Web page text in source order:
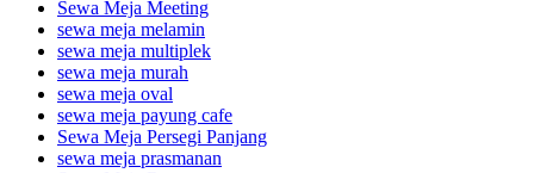
Sewa Meja Meeting
sewa meja melamin
sewa meja multiplek
sewa meja murah
sewa meja oval
sewa meja payung cafe
Sewa Meja Persegi Panjang
sewa meja prasmanan